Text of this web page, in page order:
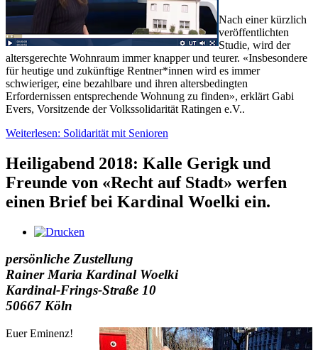
Nach einer kürzlich
veröffentlichten
Studie, wird der
altersgerechte Wohnraum immer knapper und teurer. «Insbesondere
für heutige und zukünftige Rentner*innen wird es immer
schwieriger, eine bezahlbare und ihren altersbedingten
Erfordernissen entsprechende Wohnung zu finden», erklärt Gabi
Evers, Vorsitzende der Volkssolidarität Ratingen e.V..
Weiterlesen: Solidarität mit Senioren
Heiligabend 2018: Kalle Gerigk und
Freunde von «Recht auf Stadt» werfen
einen Brief bei Kardinal Woelki ein.
persönliche Zustellung
Rainer Maria Kardinal Woelki
Kardinal-Frings-Straße 10
50667 Köln
Euer Eminenz!